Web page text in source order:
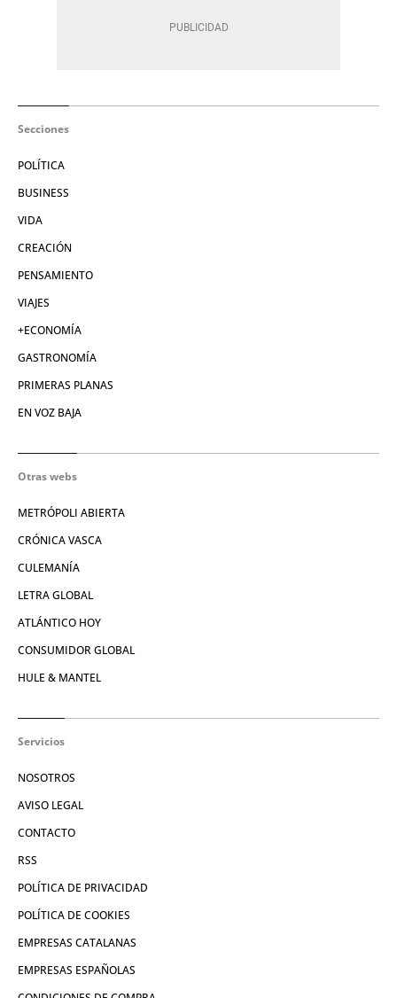
Secciones
POLÍTICA
BUSINESS
VIDA
CREACIÓN
PENSAMIENTO
VIAJES
+ECONOMÍA
GASTRONOMÍA
PRIMERAS PLANAS
EN VOZ BAJA
Otras webs
METRÓPOLI ABIERTA
CRÓNICA VASCA
CULEMANÍA
LETRA GLOBAL
ATLÁNTICO HOY
CONSUMIDOR GLOBAL
HULE & MANTEL
Servicios
NOSOTROS
AVISO LEGAL
CONTACTO
RSS
POLÍTICA DE PRIVACIDAD
POLÍTICA DE COOKIES
EMPRESAS CATALANAS
EMPRESAS ESPAÑOLAS